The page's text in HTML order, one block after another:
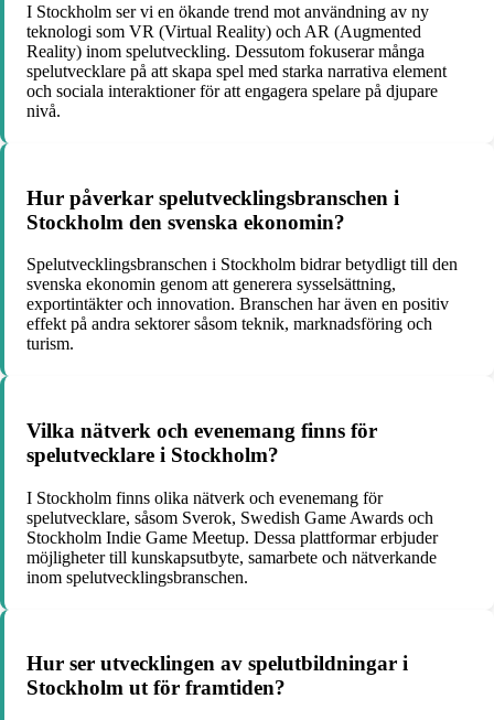
I Stockholm ser vi en ökande trend mot användning av ny
teknologi som VR (Virtual Reality) och AR (Augmented
Reality) inom spelutveckling. Dessutom fokuserar många
spelutvecklare på att skapa spel med starka narrativa element
och sociala interaktioner för att engagera spelare på djupare
nivå.
Hur påverkar spelutvecklingsbranschen i
Stockholm den svenska ekonomin?
Spelutvecklingsbranschen i Stockholm bidrar betydligt till den
svenska ekonomin genom att generera sysselsättning,
exportintäkter och innovation. Branschen har även en positiv
effekt på andra sektorer såsom teknik, marknadsföring och
turism.
Vilka nätverk och evenemang finns för
spelutvecklare i Stockholm?
I Stockholm finns olika nätverk och evenemang för
spelutvecklare, såsom Sverok, Swedish Game Awards och
Stockholm Indie Game Meetup. Dessa plattformar erbjuder
möjligheter till kunskapsutbyte, samarbete och nätverkande
inom spelutvecklingsbranschen.
Hur ser utvecklingen av spelutbildningar i
Stockholm ut för framtiden?